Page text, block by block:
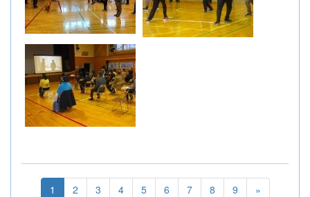
1 2 3 4 5 6 7 8 9 »